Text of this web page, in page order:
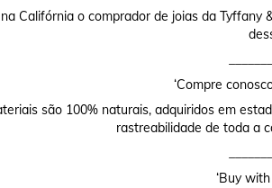
Califórnia o comprador de joias da Tyffany
‘Compre
são 100% naturais, adquiridos em
rastreabilidade de toda a
‘Buy